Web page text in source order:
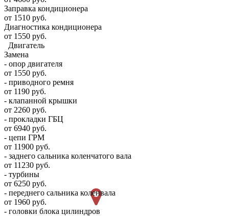
Заправка кондиционера
от 1510 руб.
Диагностика кондиционера
от 1550 руб.
Двигатель
Замена
- опор двигателя
от 1550 руб.
- приводного ремня
от 1190 руб.
- клапанной крышки
от 2260 руб.
- прокладки ГБЦ
от 6940 руб.
- цепи ГРМ
от 11900 руб.
- заднего сальника коленчатого вала
от 11230 руб.
- турбины
от 6250 руб.
- переднего сальника коленвала
от 1960 руб.
- головки блока цилиндров